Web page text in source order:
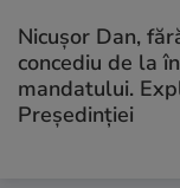
Nicușor Dan,
concediu de la
mandatului.
Președinției